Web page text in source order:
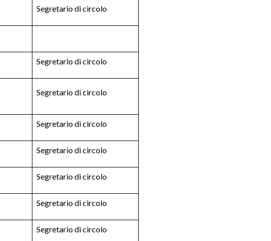
Segretario di circolo
Segretario di circolo
Segretario di circolo
Segretario di circolo
Segretario di circolo
Segretario di circolo
Segretario di circolo
Segretario di circolo